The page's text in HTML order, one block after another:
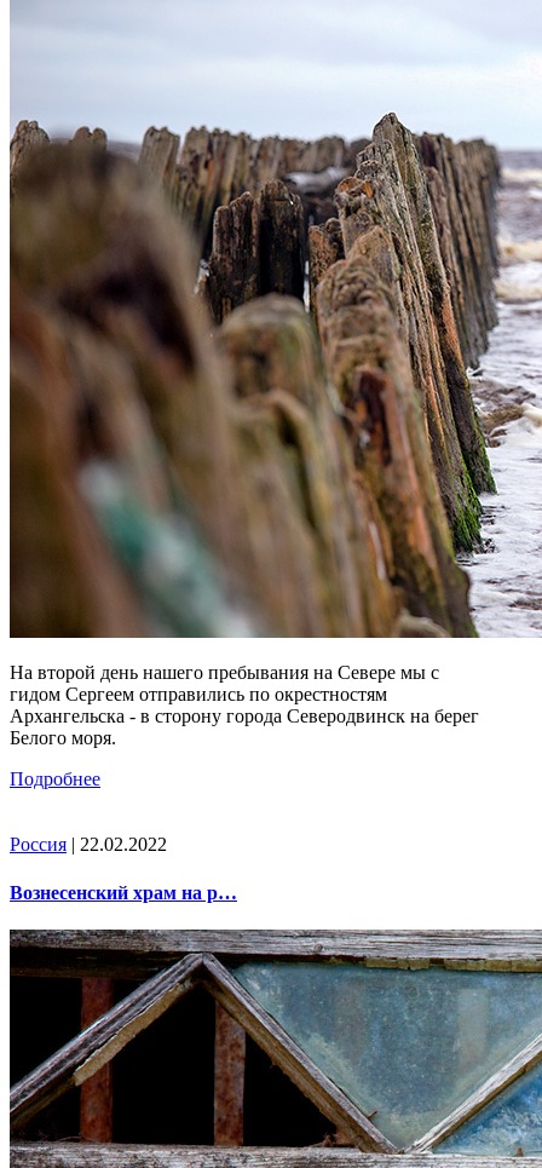
На второй день нашего пребывания на Севере мы с
гидом Сергеем отправились по окрестностям
Архангельска - в сторону города Северодвинск на берег
Белого моря.
Подробнее
Россия | 22.02.2022
Вознесенский храм на р…